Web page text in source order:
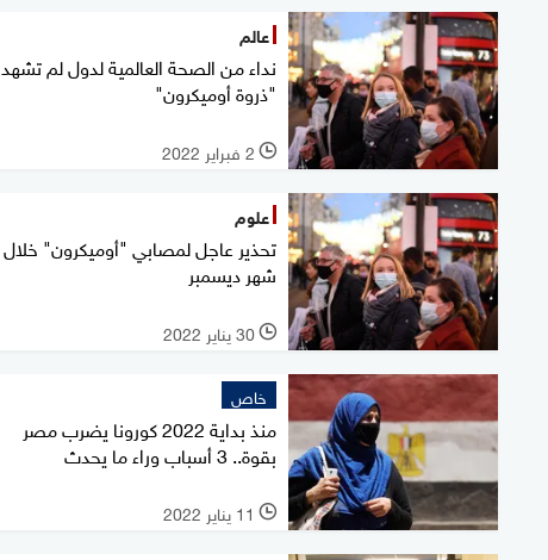
عالم
نداء من الصحة العالمية لدول لم تشهد
"ذروة أوميكرون"
l 2 فبراير 2022
علوم
تحذير عاجل لمصابي "أوميكرون" خلال
شهر ديسمبر
l 30 يناير 2022
خاص
منذ بداية 2022 كورونا يضرب مصر
بقوة.. 3 أسباب وراء ما يحدث
l 11 يناير 2022